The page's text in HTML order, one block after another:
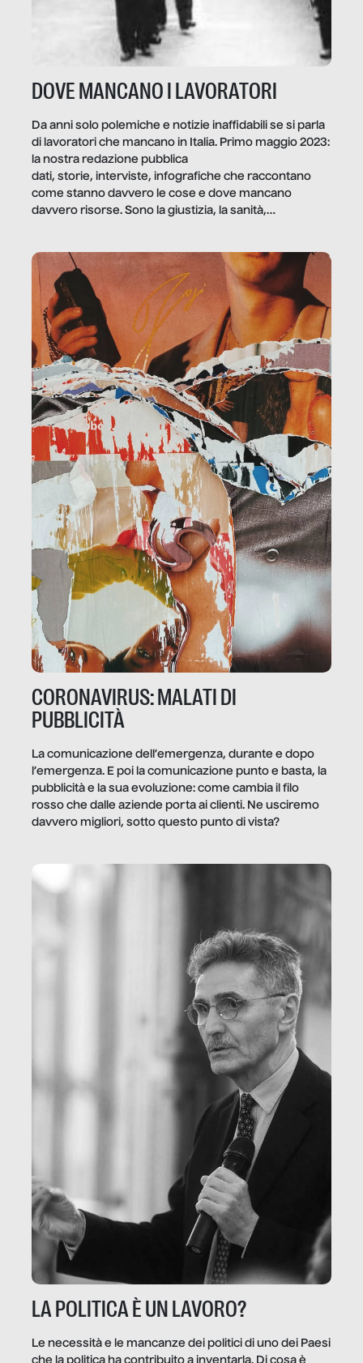
DOVE MANCANO I LAVORATORI
Da anni solo polemiche e notizie inaffidabili se si parla
di lavoratori che mancano in Italia. Primo maggio 2023:
la nostra redazione pubblica
dati, storie, interviste, infografiche che raccontano
come stanno davvero le cose e dove mancano
davvero risorse. Sono la giustizia, la sanità,
CORONAVIRUS: MALATI DI
PUBBLICITÀ
La comunicazione dell’emergenza, durante e dopo
l’emergenza. E poi la comunicazione punto e basta, la
pubblicità e la sua evoluzione: come cambia il filo
rosso che dalle aziende porta ai clienti. Ne usciremo
davvero migliori, sotto questo punto di vista?
LA POLITICA È UN LAVORO?
Le necessità e le mancanze dei politici di uno dei Paesi
che la politica ha contribuito a inventarla. Di cosa è